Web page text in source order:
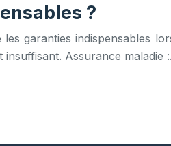
?
garanties indispensables
Assurance maladie